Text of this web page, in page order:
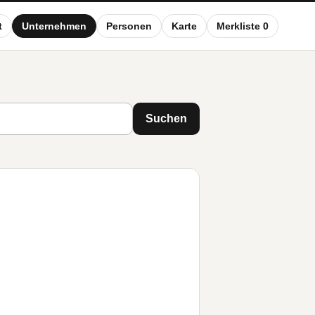
Unternehmen Personen Karte Merkliste 0
Suchen